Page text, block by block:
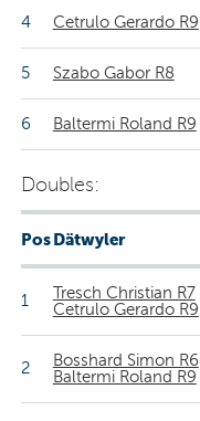
4 Cetrulo Gerardo R9
5 Szabo Gabor R8
6 Baltermi Roland R9
Doubles:
PosDätwyler
1
Tresch Christian R7
Cetrulo Gerardo R9
2
Bosshard Simon R6
Baltermi Roland R9